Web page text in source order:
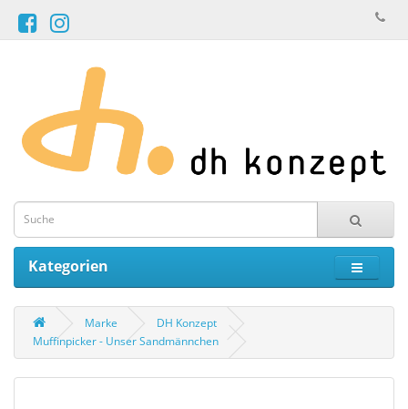
Kategorien
Marke
DH Konzept
Muffinpicker - Unser Sandmännchen